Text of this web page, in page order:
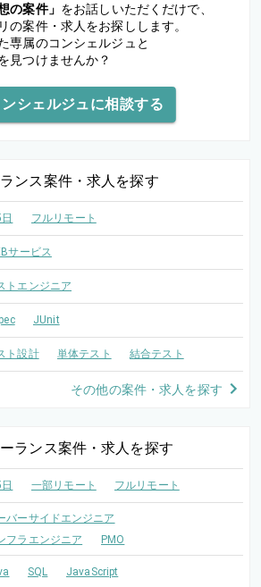
の案件」 をお話しいただくだけで、
の案件・求人をお探しします。
専属のコンシェルジュと
見つけませんか？
シェルジュに相談する
ンス案件・求人を探す
フルリモート
サービス
トエンジニア
JUnit
ト設計 単体テスト 結合テスト
その他の案件・求人を探す
ランス案件・求人を探す
一部リモート フルリモート
バーサイドエンジニア
フラエンジニア
PMO
SQL JavaScript